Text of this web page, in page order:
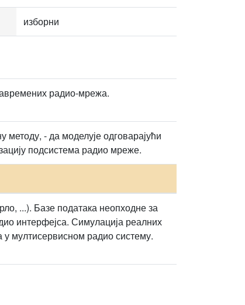
изборни
радио-мрежа.
методу, - да моделује одговарајући
подсистема радио мреже.
...). Базе података неопходне за
интерфејса. Симулација реалних
мултисервисном радио систему.